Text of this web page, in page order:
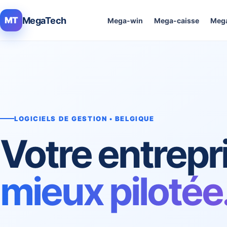
MT MegaTech Mega-win Mega-caisse
LOGICIELS DE GESTION • BELGIQUE
Votre
mieux